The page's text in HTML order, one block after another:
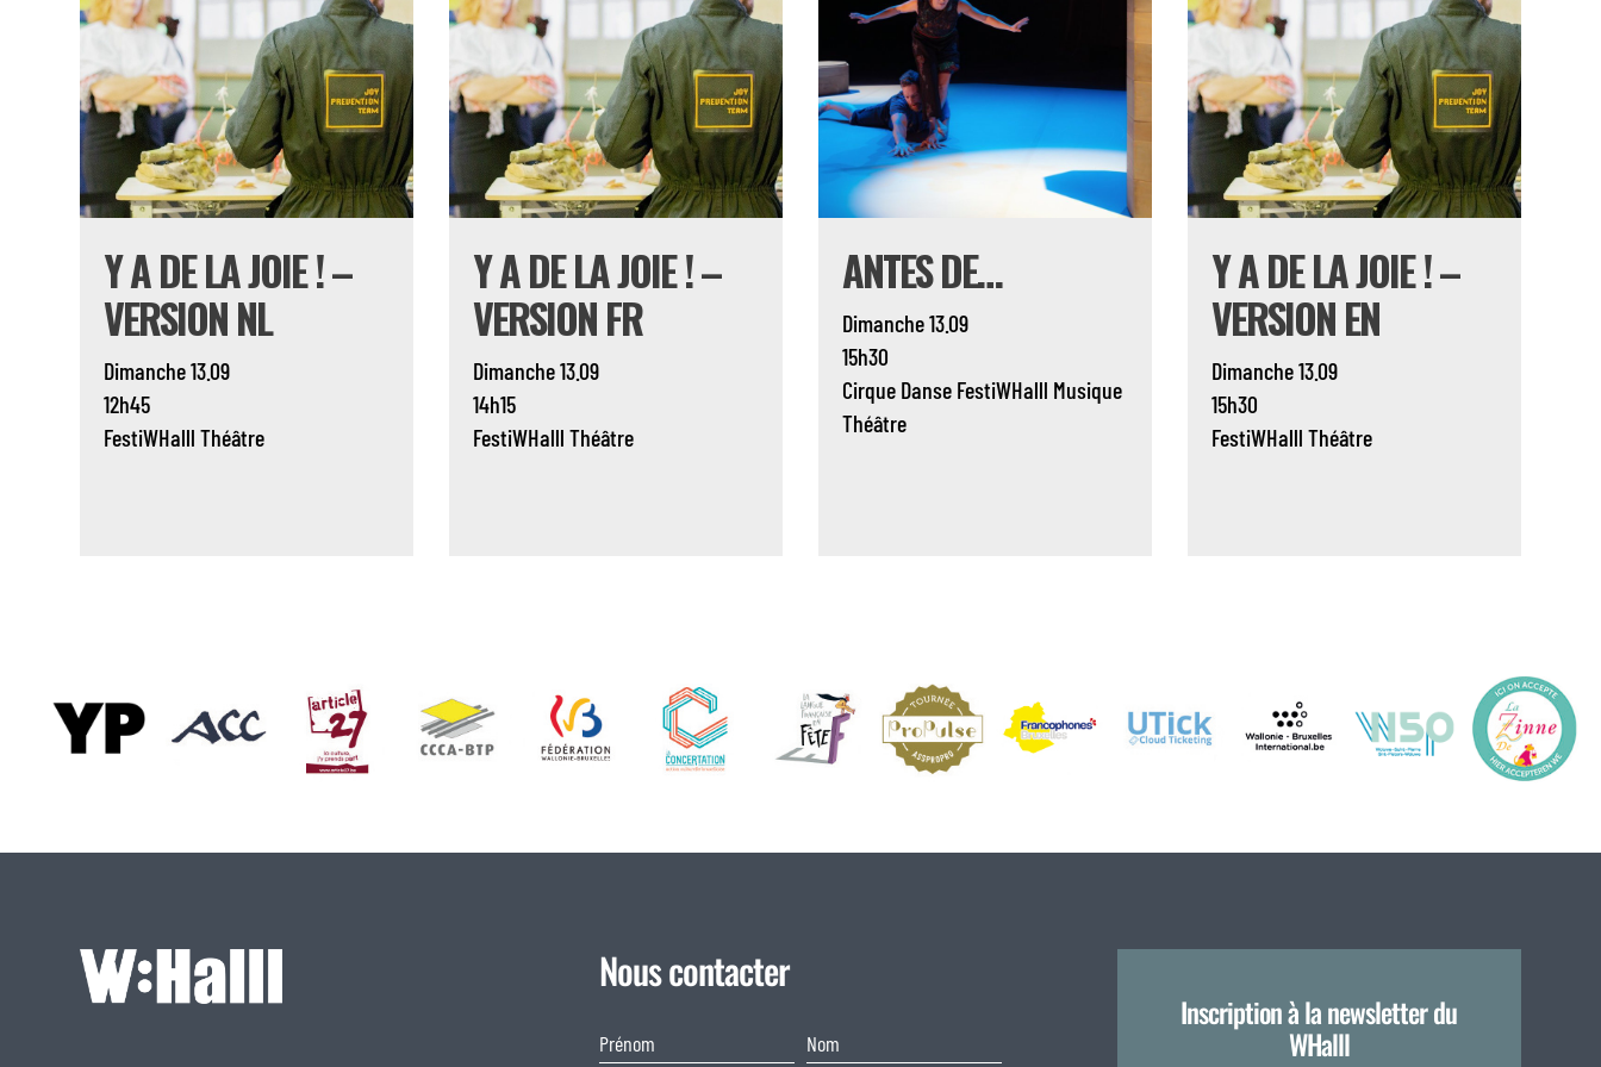
Y A DE LA JOIE ! –
VERSION NL
Dimanche 13.09
12h45
FestiWHalll Théâtre
Y A DE LA JOIE ! –
VERSION FR
Dimanche 13.09
14h15
FestiWHalll Théâtre
ANTES DE…
Dimanche 13.09
15h30
Cirque Danse FestiWHalll Musique
Théâtre
Y A DE LA JOIE ! –
VERSION EN
Dimanche 13.09
15h30
FestiWHalll Théâtre
Nous contacter
Inscription à la newsletter du
WHalll